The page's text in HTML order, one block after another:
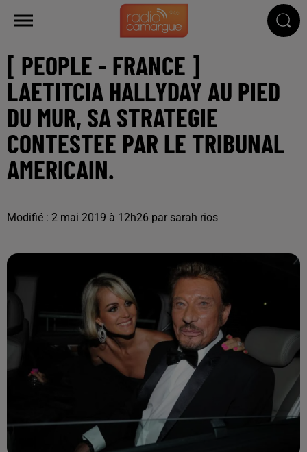
[ PEOPLE - FRANCE ]
LAETITCIA HALLYDAY AU PIED
DU MUR, SA STRATEGIE
CONTESTEE PAR LE TRIBUNAL
AMERICAIN.
Modifié : 2 mai 2019 à 12h26 par sarah rios